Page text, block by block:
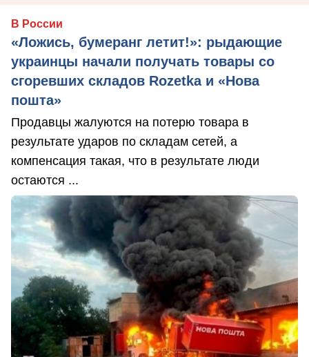
В России
«Ложись, бумеранг летит!»: рыдающие
украинцы начали получать товары со
сгоревших складов Rozetka и «Нова
пошта»
Продавцы жалуются на потерю товара в
результате ударов по складам сетей, а
компенсация такая, что в результате люди
остаются ...